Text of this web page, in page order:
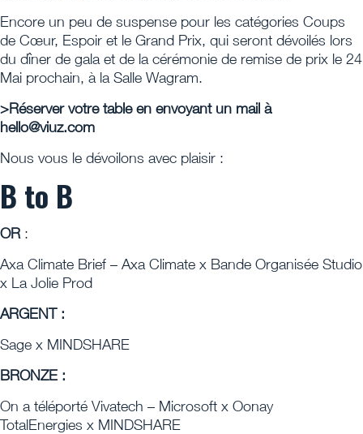
Encore un peu de suspense pour les catégories Coups
de Cœur, Espoir et le Grand Prix, qui seront dévoilés lors
du dîner de gala et de la cérémonie de remise de prix le 24
Mai prochain, à la Salle Wagram.
>Réserver votre table en envoyant un mail à
hello@viuz.com
Nous vous le dévoilons avec plaisir :
B to B
OR :
Axa Climate Brief – Axa Climate x Bande Organisée Studio
x La Jolie Prod
ARGENT :
Sage x MINDSHARE
BRONZE :
On a téléporté Vivatech – Microsoft x Oonay
TotalEnergies x MINDSHARE